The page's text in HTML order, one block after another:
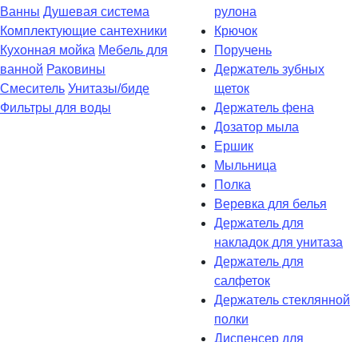
Ванны Душевая система
Комплектующие сантехники
Кухонная мойка Мебель для
ванной Раковины
Смеситель Унитазы/биде
Фильтры для воды
рулона
Крючок
Поручень
Держатель зубных
щеток
Держатель фена
Дозатор мыла
Eршик
Мыльница
Полка
Веревка для белья
Держатель для
накладок для унитаза
Держатель для
салфеток
Держатель стеклянной
полки
Диспенсер для